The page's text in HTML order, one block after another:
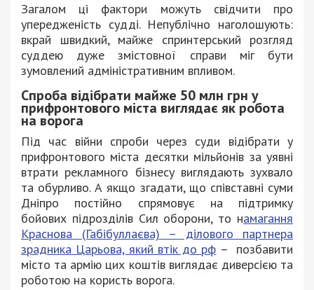
Загалом ці фактори можуть свідчити про
упередженість судді. Непублічно наголошують:
вкрай швидкий, майже спринтерський розгляд
суддею дуже змістовної справи міг бути
зумовлений адміністративним впливом.
Спроба відібрати майже 50 млн грн у
прифронтового міста виглядає як робота
на ворога
Під час війни спроби через суди відібрати у
прифронтового міста десятки мільйонів за уявні
втрати рекламного бізнесу виглядають зухвало
та обурливо. А якщо згадати, що співставні суми
Дніпро постійно спрямовує на підтримку
бойових підрозділів Сил оборони, то намагання
Краснова (Габібуллаєва) – ділового партнера
зрадника Царьова, який втік до рф – позбавити
місто та армію цих коштів виглядає диверсією та
роботою на користь ворога.